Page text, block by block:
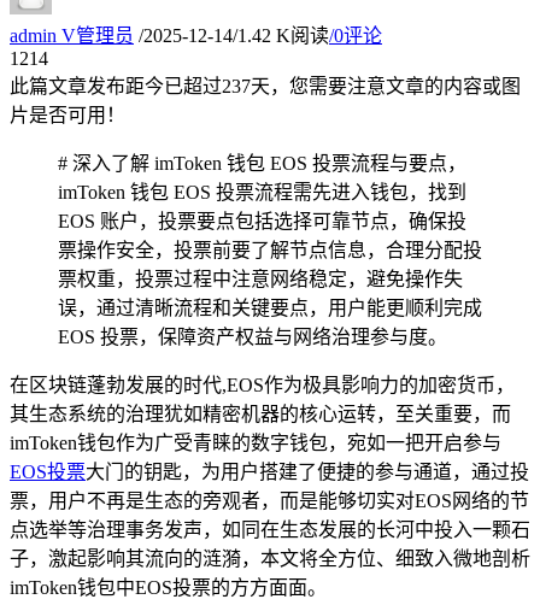
admin V管理员 /2025-12-14/1.42 K阅读/0评论
1214
此篇文章发布距今已超过237天，您需要注意文章的内容或图
片是否可用！
# 深入了解 imToken 钱包 EOS 投票流程与要点，
imToken 钱包 EOS 投票流程需先进入钱包，找到
EOS 账户，投票要点包括选择可靠节点，确保投
票操作安全，投票前要了解节点信息，合理分配投
票权重，投票过程中注意网络稳定，避免操作失
误，通过清晰流程和关键要点，用户能更顺利完成
EOS 投票，保障资产权益与网络治理参与度。
在区块链蓬勃发展的时代,EOS作为极具影响力的加密货币，
其生态系统的治理犹如精密机器的核心运转，至关重要，而
imToken钱包作为广受青睐的数字钱包，宛如一把开启参与
EOS投票大门的钥匙，为用户搭建了便捷的参与通道，通过投
票，用户不再是生态的旁观者，而是能够切实对EOS网络的节
点选举等治理事务发声，如同在生态发展的长河中投入一颗石
子，激起影响其流向的涟漪，本文将全方位、细致入微地剖析
imToken钱包中EOS投票的方方面面。